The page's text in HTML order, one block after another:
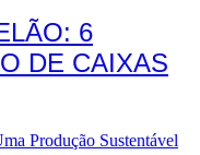
6
DE CAIXAS